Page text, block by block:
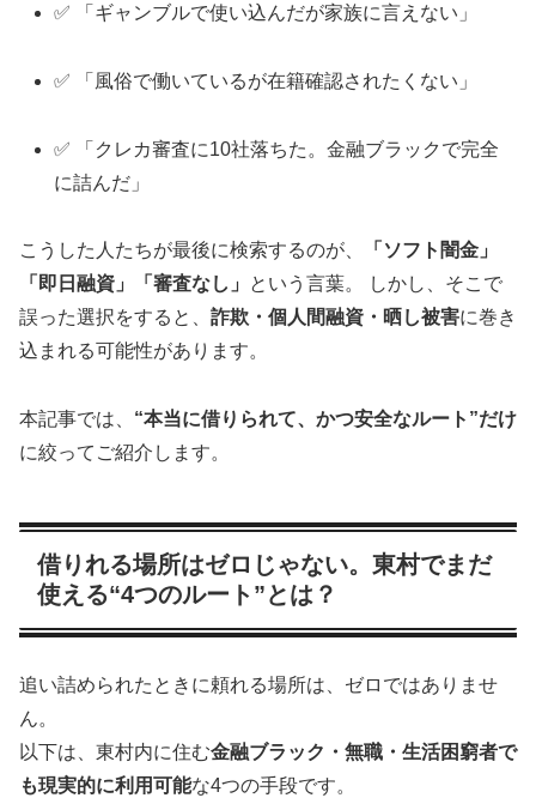
✅ 「ギャンブルで使い込んだが家族に言えない」
✅ 「風俗で働いているが在籍確認されたくない」
✅ 「クレカ審査に10社落ちた。金融ブラックで完全
に詰んだ」
こうした人たちが最後に検索するのが、
「ソフト闇金」
「即日融資」「審査なし」
という言葉。 しかし、そこで
誤った選択をすると、 詐欺・個人間融資・晒し被害に巻き
込まれる可能性があります。
本記事では、 “本当に借りられて、かつ安全なルート”だけ
に絞ってご紹介します。
借りれる場所はゼロじゃない。東村でまだ
使える“4つのルート”とは？
追い詰められたときに頼れる場所は、ゼロではありませ
ん。
以下は、東村内に住む金融ブラック・無職・生活困窮者で
も現実的に利用可能な4つの手段です。